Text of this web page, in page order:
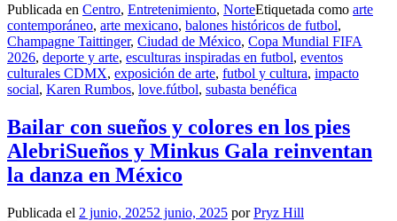
Publicada en Centro, Entretenimiento, NorteEtiquetada como arte
contemporáneo, arte mexicano, balones históricos de futbol,
Champagne Taittinger, Ciudad de México, Copa Mundial FIFA
2026, deporte y arte, esculturas inspiradas en futbol, eventos
culturales CDMX, exposición de arte, futbol y cultura, impacto
social, Karen Rumbos, love.fútbol, subasta benéfica
Bailar con sueños y colores en los pies
AlebriSueños y Minkus Gala reinventan
la danza en México
Publicada el 2 junio, 20252 junio, 2025 porPryz Hill